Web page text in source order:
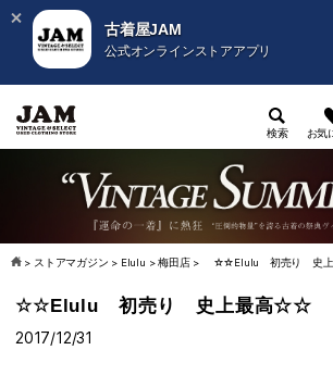
古着屋JAM
公式オンラインストアアプリ
検索 お気
> ストアマガジン > Elulu >梅田店> ☆☆Elulu 初売り 史
☆☆Elulu 初売り 史上最高☆☆
2017/12/31